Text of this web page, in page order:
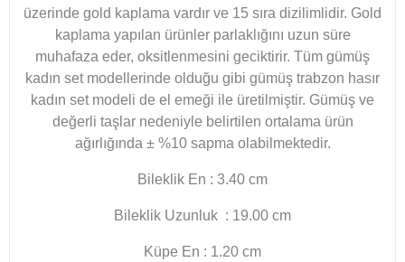
üzerinde gold kaplama vardır ve 15 sıra dizilimlidir. Gold
kaplama yapılan ürünler parlaklığını uzun süre
muhafaza eder, oksitlenmesini geciktirir. Tüm gümüş
kadın set modellerinde olduğu gibi gümüş trabzon hasır
kadın set modeli de el emeği ile üretilmiştir. Gümüş ve
değerli taşlar nedeniyle belirtilen ortalama ürün
ağırlığında ± %10 sapma olabilmektedir.
Bileklik En : 3.40 cm
Bileklik Uzunluk : 19.00 cm
Küpe En : 1.20 cm